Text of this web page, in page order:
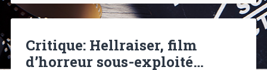
Critique: Hellraiser, film
d’horreur sous-exploité…